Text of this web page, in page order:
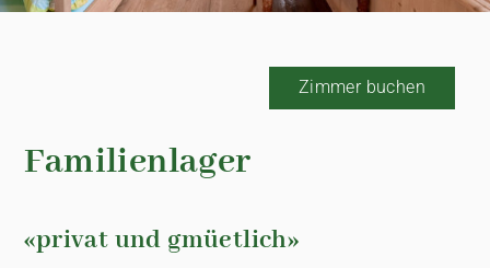
Familienlager
Zimmer buchen
«privat und gmüetlich»